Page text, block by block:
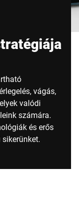
vágás,
valódi
számára.
és erős